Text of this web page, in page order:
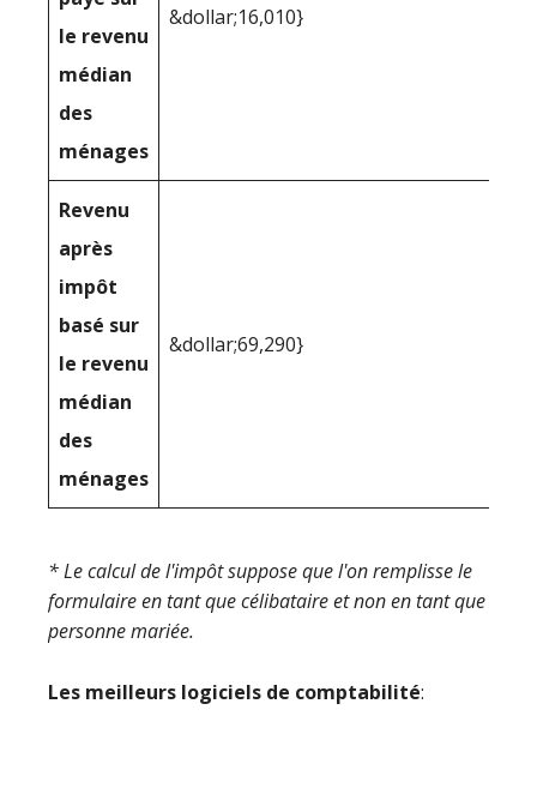
le revenu
médian
des
ménages
&dollar;16,010}
Revenu
après
impôt
basé sur
le revenu
médian
des
ménages
&dollar;69,290}
* Le calcul de l'impôt suppose que l'on remplisse le
formulaire en tant que célibataire et non en tant que
personne mariée.
Les meilleurs logiciels de comptabilité: